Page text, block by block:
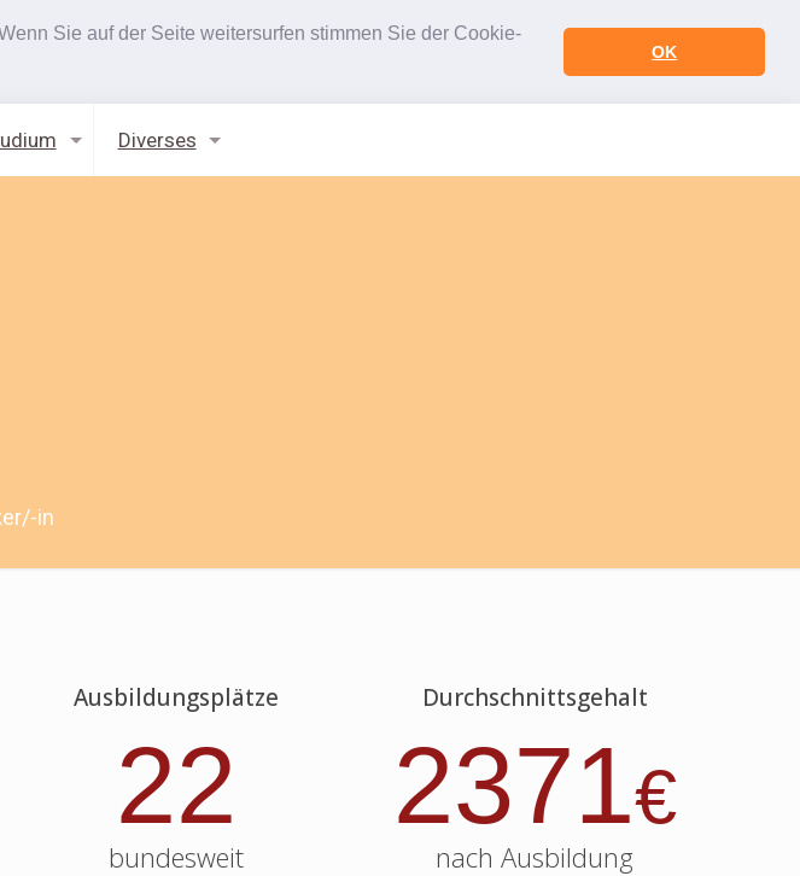
Sie auf der Seite weitersurfen stimmen Sie der Cookie-
OK
Diverses
in
Ausbildungsplätze
22
bundesweit
Durchschnittsgehalt
2371€
nach Ausbildung